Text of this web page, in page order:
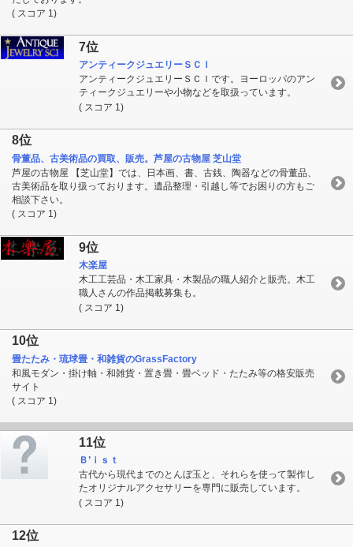
( スコア 1)
7位
アンティークジュエリーＳＣＩ
アンティークジュエリーＳＣＩです。ヨーロッパのアン
ティークジュエリーや小物などを取扱っています。
( スコア 1)
8位
骨董品、古美術品の買取、販売。芦屋の古物屋 芝山堂
芦屋の古物屋 【芝山堂】では、日本画、書、古銭、陶器などの骨董品、
古美術品を取り扱っております。遺品整理・引越し等でお困りの方もご
相談下さい。
( スコア 1)
9位
木楽屋
木工工芸品・木工家具・木製品の職人紹介と販売。木工
職人さんの作品掲載募集も。
( スコア 1)
10位
畳たたみ・琉球畳・和雑貨のGrassFactory
和風モダン・掛け軸・和雑貨・置き畳・畳ベッド・たたみ等の格安販売
サイト
( スコア 1)
11位
Ｂ’ｉｓｔ
古代から現代までのとんぼ玉と、それらを使って製作し
たオリジナルアクセサリーを専門に販売しています。
( スコア 1)
12位